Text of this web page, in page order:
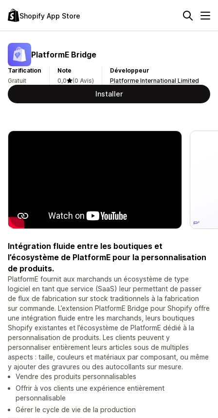
Shopify App Store
PlatformE Bridge
Tarification
Gratuit
Note
0,0
(0 Avis)
Développeur
Platforme International Limited
Installer
Intégration fluide entre les boutiques et
l’écosystème de PlatformE pour la personnalisation
de produits.
PlatformE fournit aux marchands un écosystème de type
logiciel en tant que service (SaaS) leur permettant de passer
de flux de fabrication sur stock traditionnels à la fabrication
sur commande. L’extension PlatformE Bridge pour Shopify offre
une intégration fluide entre les marchands, leurs boutiques
Shopify existantes et l’écosystème de PlatformE dédié à la
personnalisation de produits. Les clients peuvent y
personnaliser entièrement leurs articles sous de multiples
aspects : taille, couleurs et matériaux par composant, ou même
y ajouter des gravures ou des autocollants sur mesure.
Vendre des produits personnalisables
Offrir à vos clients une expérience entièrement
personnalisable
Gérer le cycle de vie de la production